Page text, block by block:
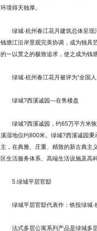
环境得天独厚。
绿城·杭州春江花月建筑总体呈现
钱塘江沿岸景观完美协调，成为独具
的一以贯之的极致追求，使之成为钱
绿城·杭州春江花月被评为“全国人
绿城?西溪诚园---在售楼盘
绿城?西溪诚园，约65万平方米恢
溪湿地仅约800米。绿城?西溪诚园
主，在典雅、庄重、精致的新古典主
区生活服务体系、高端生活设施及高
5.绿城平层官邸
绿城平层官邸代表作：铁投绿城·
法式多层公寓系列产品是绿城多层